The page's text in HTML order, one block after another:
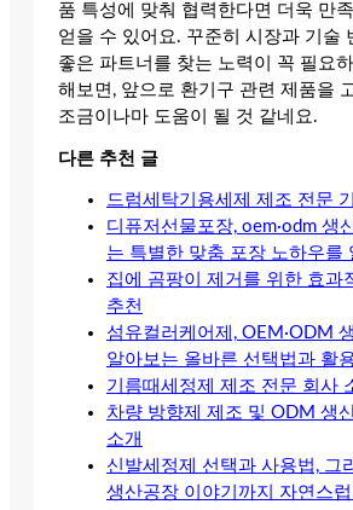
품 특성에 맞춰 협력한다면 더욱 만
얻을 수 있어요. 꾸준히 시장과 기술
좋은 파트너를 찾는 노력이 꼭 필요
해보면, 앞으로 환기구 관련 제품을
조금이나마 도움이 될 것 같네요.
다른 추천 글
드럼세탁기용세제 제조 전문
디퓨저선물포장, oem·odm 생
는 특별한 맞춤 포장 노하우를
집에 곰팡이 제거를 위한 효과
추천
섬유컬러케어제, OEM·ODM
알아보는 올바른 선택법과 활
기름때세정제 제조 전문 회사
차량 방향제 제조 및 ODM 생
소개
신발세정제 선택과 사용법, 그
생산공장 이야기까지 자연스럽